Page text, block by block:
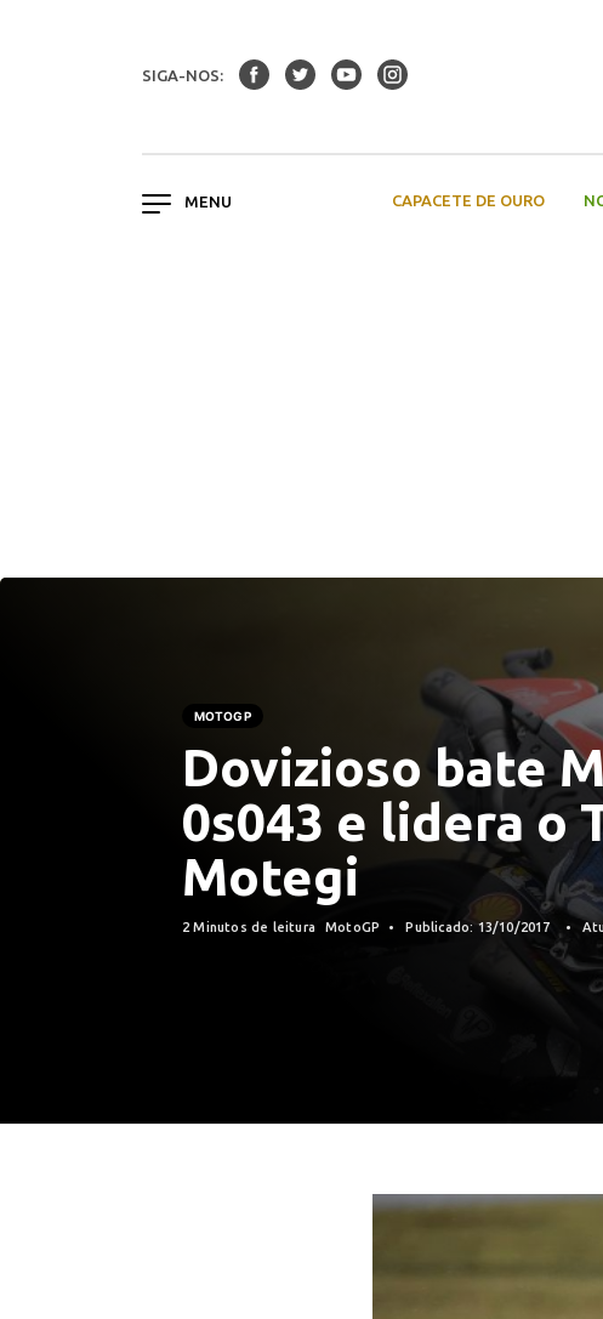
SIGA-NOS:
CAPACETE DE OURO
MOTOGP
Dovizioso bate
0s043 e lidera o
Motegi
2 Minutos de leitura MotoGP Publicado: 13/10/2017